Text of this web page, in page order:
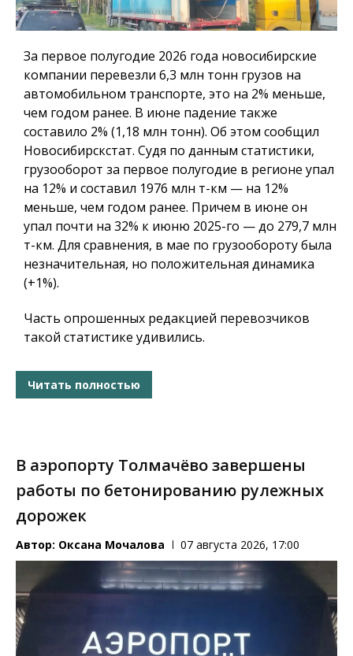
За первое полугодие 2026 года новосибирские
компании перевезли 6,3 млн тонн грузов на
автомобильном транспорте, это на 2% меньше,
чем годом ранее. В июне падение также
составило 2% (1,18 млн тонн). Об этом сообщил
Новосибирскстат. Судя по данным статистики,
грузооборот за первое полугодие в регионе упал
на 12% и составил 1976 млн т-км — на 12%
меньше, чем годом ранее. Причем в июне он
упал почти на 32% к июню 2025-го — до 279,7 млн
т-км. Для сравнения, в мае по грузообороту была
незначительная, но положительная динамика
(+1%).
Часть опрошенных редакцией перевозчиков
такой статистике удивились.
Читать полностью
В аэропорту Толмачёво завершены
работы по бетонированию рулежных
дорожек
Автор: Оксана Мочалова 07 августа 2026, 17:00